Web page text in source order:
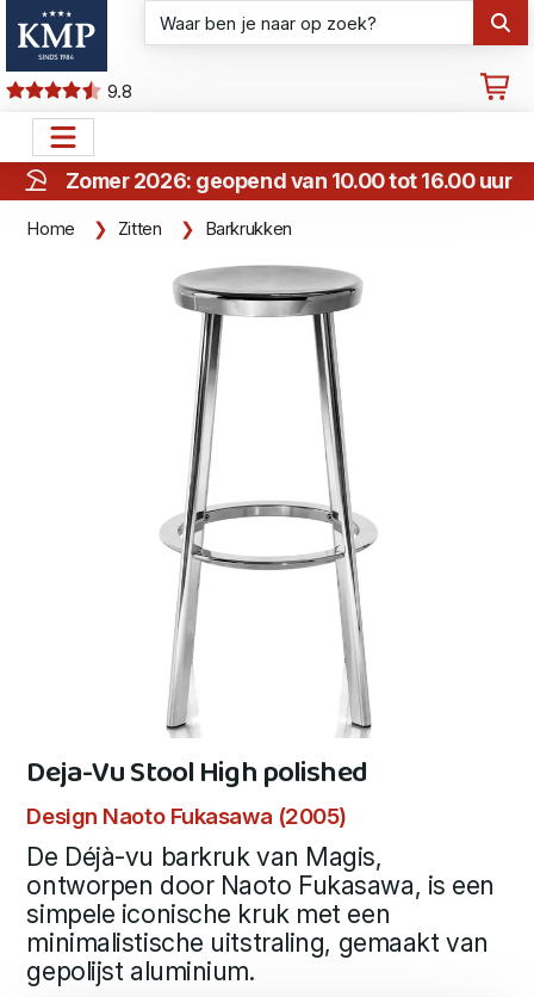
9.8
Zomer 2026: geopend van 10.00 tot 16.00 uur
Home Zitten Barkrukken
Deja-Vu Stool High polished
Design Naoto Fukasawa (2005)
De Déjà-vu barkruk van Magis,
ontworpen door Naoto Fukasawa, is een
simpele iconische kruk met een
minimalistische uitstraling, gemaakt van
gepolijst aluminium.